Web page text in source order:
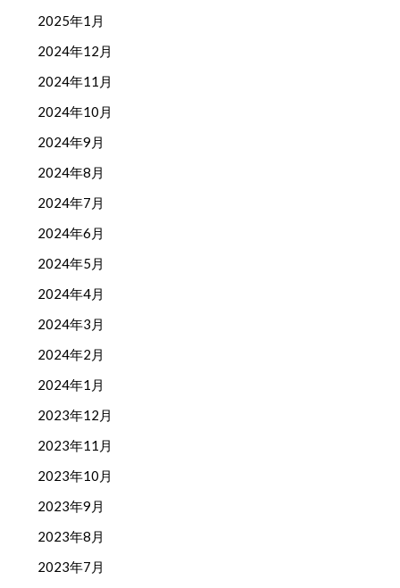
2025年1月
2024年12月
2024年11月
2024年10月
2024年9月
2024年8月
2024年7月
2024年6月
2024年5月
2024年4月
2024年3月
2024年2月
2024年1月
2023年12月
2023年11月
2023年10月
2023年9月
2023年8月
2023年7月